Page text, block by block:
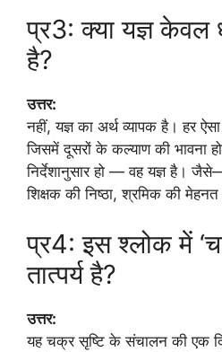
प्र3: क्या यज्ञ केवल
है?
उत्तर:
नहीं, यज्ञ का अर्थ व्यापक है। हर ऐसा
जिसमें दूसरों के कल्याण की भावना
निर्देशानुसार हो — वह यज्ञ है।
शिक्षक की निष्ठा, श्रमिक की
प्र4: इस श्लोक में
तात्पर्य है?
उत्तर:
यह चक्र सृष्टि के संचालन की एक